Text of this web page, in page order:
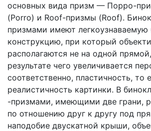
основных вида призм — Порро-
(Porro) и Roof-призмы (Roof).
призмами имеют легкоузнаваемую
конструкцию, при который
располагаются не на одной
результате чего увеличивается
соответственно, пластичность, то
реалистичность картинки. В
-призмами, имеющими две грани,
по отношению друг к другу под
наподобие двускатной крыши,